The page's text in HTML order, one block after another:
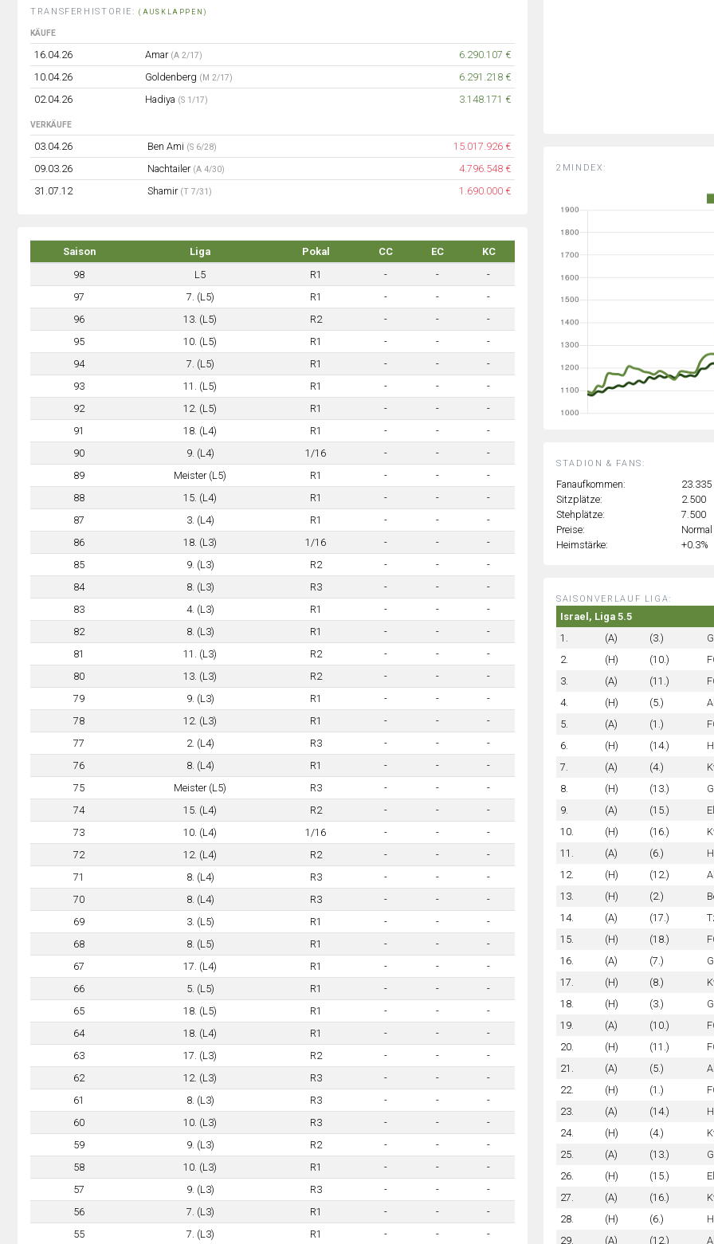
TRANSFERHISTORIE:(AUSKLAPPEN)
KÄUFE
16.04.26 Amar (A 2/17)
6.290.107 €
10.04.26
Goldenberg (M 2/17)
6.291.218 €
02.04.26
Hadiya (S 1/17) 3.148.171 €
VERKÄUFE
03.04.26 Ben Ami (S 6/28)
15.017.926 €
09.03.26
Nachtailer (A 4/30)
4.796.548 €
31.07.12
Shamir (T 7/31) 1.690.000 €
Saison Liga Pokal CC EC
KC
98
L5 R1 - -
-
97
7. (L5) R1 - -
-
96
13. (L5) R2 - -
-
95
10. (L5) R1 - -
-
94
7. (L5) R1 - -
-
93
11. (L5) R1 - -
-
92
12. (L5) R1 - -
-
91
18. (L4) R1 - -
-
90
9. (L4) 1/16 - -
-
89
Meister (L5) R1 - -
-
88
15. (L4) R1 - -
-
87
3. (L4) R1 - -
-
86
18. (L3) 1/16 - -
-
85
9. (L3) R2 - -
-
84
8. (L3) R3 - -
-
83
4. (L3) R1 - -
-
82
8. (L3) R1 - -
-
81
11. (L3) R2 - -
-
80
13. (L3) R2 - -
-
79
9. (L3) R1 - -
-
78
12. (L3) R1 - -
-
77
2. (L4) R3 - -
-
76
8. (L4) R1 - -
-
75
Meister (L5) R3 - -
-
74
15. (L4) R2 - -
-
73
10. (L4) 1/16 - -
-
72
12. (L4) R2 - -
-
71
8. (L4) R3 - -
-
70
8. (L4) R3 - -
-
69
3. (L5) R1 - -
-
68
8. (L5) R1 - -
-
67
17. (L4) R1 - -
-
66
5. (L5) R1 - -
-
65
18. (L5) R1 - -
-
64
18. (L4) R1 - -
-
63
17. (L3) R2 - -
-
62
12. (L3) R3 - -
-
61
8. (L3) R3 - -
-
60
10. (L3) R3 - -
-
59
9. (L3) R2 - -
-
58
10. (L3) R1 - -
-
57
9. (L3) R3 - -
-
56
7. (L3) R1 - -
-
55
7. (L3) R1 - - -
2MINDEX:
STADION & FANS:
Fanaufkommen:
23.335
Sitzplätze:
2.500
Stehplätze:
7.500
Preise:
Normal
Heimstärke:
+0.3%
SAISONVERLAUF LIGA:
Israel, Liga 5.5
1.
(A) (3.)
2.
(H) (10.)
3.
(A) (11.)
4.
(H) (5.)
5.
(A) (1.)
6.
(H) (14.)
7.
(A) (4.)
8.
(H) (13.)
9.
(A) (15.)
10.
(H) (16.)
11.
(A) (6.)
12.
(H) (12.)
13.
(H) (2.)
14.
(A) (17.)
15.
(H) (18.)
16.
(A) (7.)
17.
(H) (8.)
18.
(H) (3.)
19.
(A) (10.)
20.
(H) (11.)
21.
(A) (5.)
22.
(H) (1.)
23.
(A) (14.)
24.
(H) (4.)
25.
(A) (13.)
26.
(H) (15.)
27.
(A) (16.)
28.
(H) (6.)
29.
(A) (12.)